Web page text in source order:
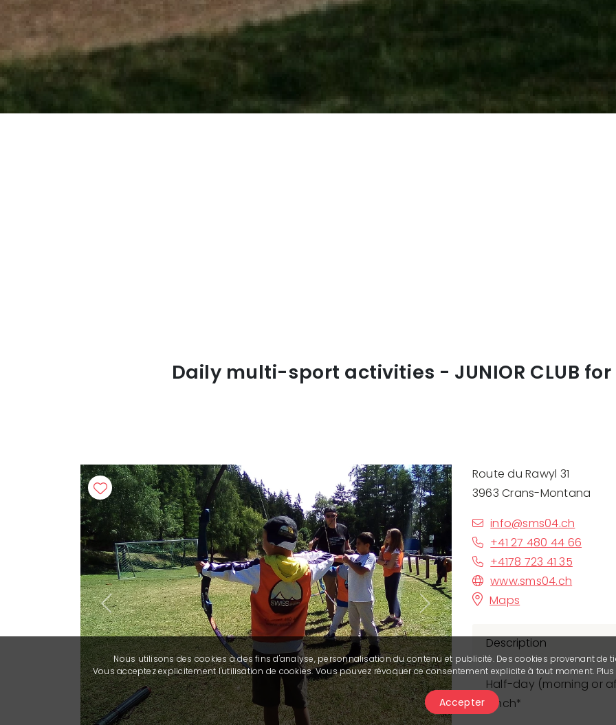
Daily multi-sport activities - JUNIOR CLUB
Previous Next
Route du Rawyl 31
3963 Crans-Montana
info@sms04.ch
+41 27 480 44 66
+4178 723 41 35
www.sms04.ch
Maps
Description
Half-day (morning or
lunch*
Nous utilisons des cookies à des fins d'analyse, personnalisation du contenu et publicité. Des cookies provenant de
Vous acceptez explicitement l'utilisation de cookies. Vous pouvez révoquer ce consentement explicite à tout moment.
Accepter